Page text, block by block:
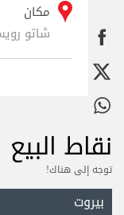
مكان
شاتو
نقاط البيع
توجه إلى هناك!
بيروت